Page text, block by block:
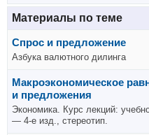
Материалы по теме
Спрос и предложение
Азбука валютного дилинга
Макроэкономическое
и предложения
Экономика. Курс лекций:
— 4-е изд., стереотип.